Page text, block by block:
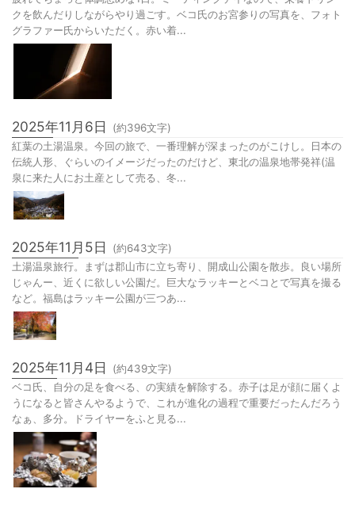
2025年11月7日 (約316文字)
疲れでちょっと体調悪めな1日。ミーティングデイなので、栄養ドリン
クを飲んだりしながらやり過ごす。ベコ氏のお宮参りの写真を、フォト
グラファー氏からいただく。赤い着...
2025年11月6日 (約396文字)
紅葉の土湯温泉。今回の旅で、一番理解が深まったのがこけし。日本の
伝統人形、ぐらいのイメージだったのだけど、東北の温泉地帯発祥(温
泉に来た人にお土産として売る、冬...
2025年11月5日 (約643文字)
土湯温泉旅行。まずは郡山市に立ち寄り、開成山公園を散歩。良い場所
じゃんー、近くに欲しい公園だ。巨大なラッキーとベコとで写真を撮る
など。福島はラッキー公園が三つあ...
2025年11月4日
ベコ氏、自分の足を食べる、の実績を解除する。赤子は足が顔に届くよ
うになると皆さんやるようで、これが進化の過程で重要だったんだろう
なぁ、多分。ドライヤーをふと見る...